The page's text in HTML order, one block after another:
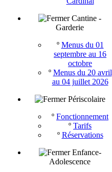
Cantine -
Garderie
º Menus du 01
septembre au 16
octobre
º Menus du 20 avril
au 04 juillet 2026
Périscolaire
º Fonctionnement
º Tarifs
º Réservations
Enfance-
Adolescence